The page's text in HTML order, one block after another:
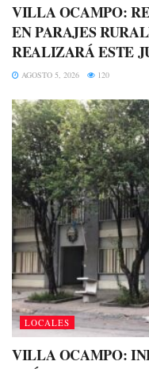
VILLA OCAMPO:
EN PARAJES
REALIZARÁ ESTE
AGOSTO 5, 2026 120
LOCALES
VILLA OCAMPO: